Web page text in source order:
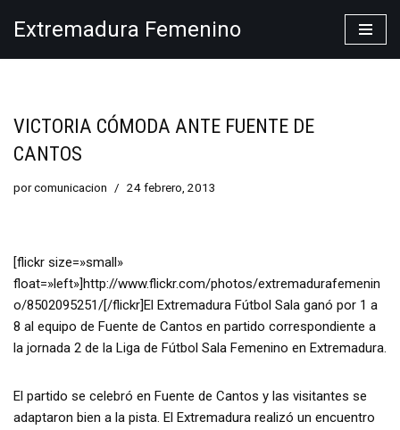
Extremadura Femenino
VICTORIA CÓMODA ANTE FUENTE DE
CANTOS
porcomunicacion 24 febrero, 2013
[flickr size=»small»
float=»left»]http://www.flickr.com/photos/extremadurafemenin
o/8502095251/[/flickr]El Extremadura Fútbol Sala ganó por 1 a
8 al equipo de Fuente de Cantos en partido correspondiente a
la jornada 2 de la Liga de Fútbol Sala Femenino en Extremadura.
El partido se celebró en Fuente de Cantos y las visitantes se
adaptaron bien a la pista. El Extremadura realizó un encuentro